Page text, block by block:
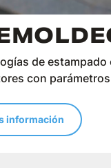
de estampado
con
información